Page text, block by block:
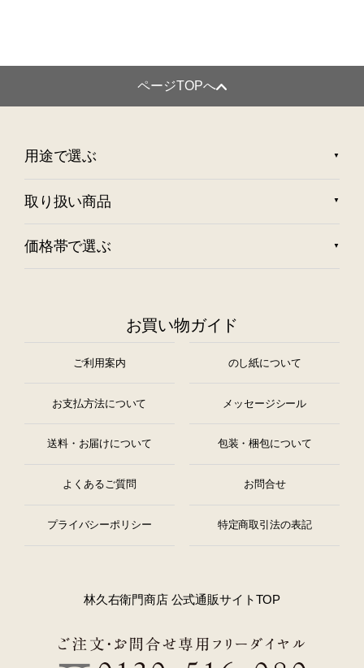
ページTOPへ
用途で選ぶ
取り扱い商品
価格帯で選ぶ
お買い物ガイド
ご利用案内 のし紙について
お支払方法について メッセージシール
送料・お届けについて 包装・梱包について
よくあるご質問 お問合せ
プライバシーポリシー 特定商取引法の表記
林久右衛門商店 公式通販サイトTOP